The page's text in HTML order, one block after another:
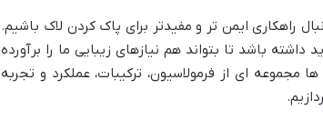
راهکاری ایمن تر و مفیدتر برای پاک کردن لاک باشیم.
داشته باشد تا بتواند هم نیازهای زیبایی ما را برآورده
ای از فرمولاسیون، ترکیبات، عملکرد و تجربه